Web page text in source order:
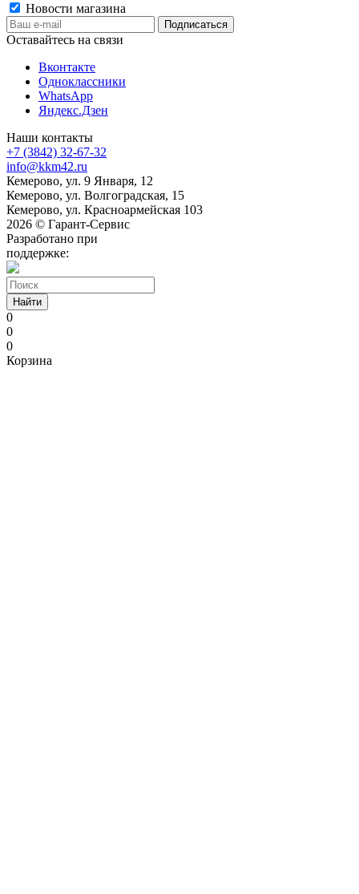
Новости магазина
Оставайтесь на связи
Вконтакте
Одноклассники
WhatsApp
Яндекс.Дзен
Наши контакты
+7 (3842) 32-67-32
info@kkm42.ru
Кемерово, ул. 9 Января, 12
Кемерово, ул. Волгоградская, 15
Кемерово, ул. Красноармейская 103
2026 © Гарант-Сервис
Разработано при
поддержке:
Найти
0
0
0
Корзина